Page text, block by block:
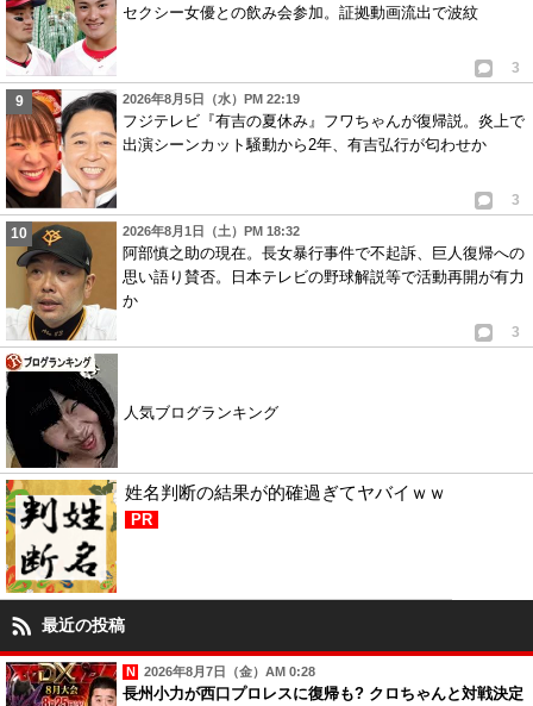
セクシー女優との飲み会参加。証拠動画流出で波紋
3
2026年8月5日（水）PM 22:19
フジテレビ『有吉の夏休み』フワちゃんが復帰説。炎上で
出演シーンカット騒動から2年、有吉弘行が匂わせか
3
2026年8月1日（土）PM 18:32
阿部慎之助の現在。長女暴行事件で不起訴、巨人復帰への
思い語り賛否。日本テレビの野球解説等で活動再開が有力
か
3
人気ブログランキング
姓名判断の結果が的確過ぎてヤバイｗｗ
PR
最近の投稿
2026年8月7日（金）AM 0:28
長州小力が西口プロレスに復帰も? クロちゃんと対戦決定